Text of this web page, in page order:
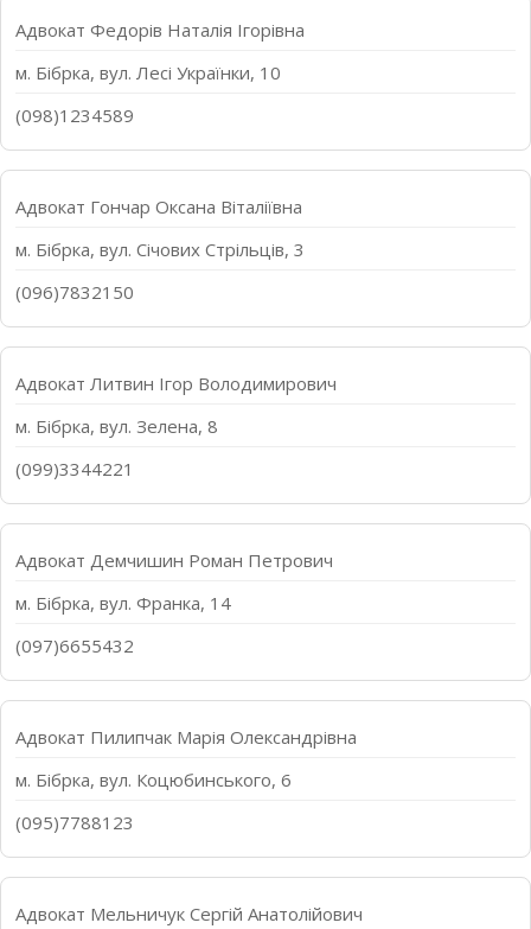
Адвокат Федорів Наталія Ігорівна
м. Бібрка, вул. Лесі Українки, 10
(098)1234589
Адвокат Гончар Оксана Віталіївна
м. Бібрка, вул. Січових Стрільців, 3
(096)7832150
Адвокат Литвин Ігор Володимирович
м. Бібрка, вул. Зелена, 8
(099)3344221
Адвокат Демчишин Роман Петрович
м. Бібрка, вул. Франка, 14
(097)6655432
Адвокат Пилипчак Марія Олександрівна
м. Бібрка, вул. Коцюбинського, 6
(095)7788123
Адвокат Мельничук Сергій Анатолійович